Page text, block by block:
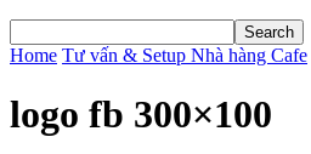
Home Tư vấn & Setup Nhà hàng Cafe
logo fb 300×100